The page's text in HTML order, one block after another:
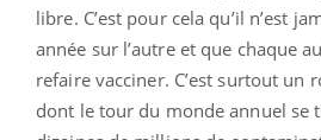
libre. C’est pour cela qu’il n’est
année sur l’autre et que chaque
refaire vacciner. C’est surtout un
dont le tour du monde annuel se